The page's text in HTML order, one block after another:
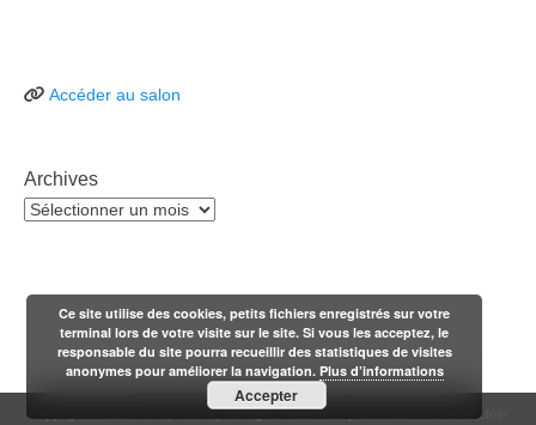
Accéder au salon
Archives
Archives
n'1fo[r-matik]. All Rights Reserved. | n1fo catch theme de 1for-
Ce site utilise des cookies, petits fichiers enregistrés sur votre
terminal lors de votre visite sur le site. Si vous les acceptez, le
responsable du site pourra recueillir des statistiques de visites
anonymes pour améliorer la navigation. Plus d’informations
Accepter